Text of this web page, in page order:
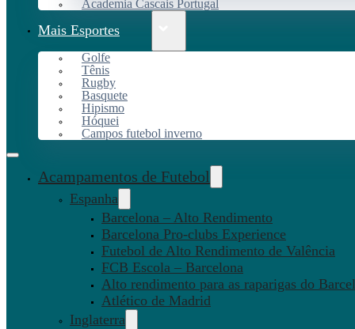
Academia Cascais Portugal
Mais Esportes
Golfe
Tênis
Rugby
Basquete
Hipismo
Hóquei
Campos futebol inverno
Acampamentos de Futebol
Espanha
Barcelona – Alto Rendimento
Barcelona Pro-clubs Experience
Futebol de Alto Rendimento de Valência
FCB Escola – Barcelona
Alto rendimento para as raparigas do
Atlético de Madrid
Inglaterra